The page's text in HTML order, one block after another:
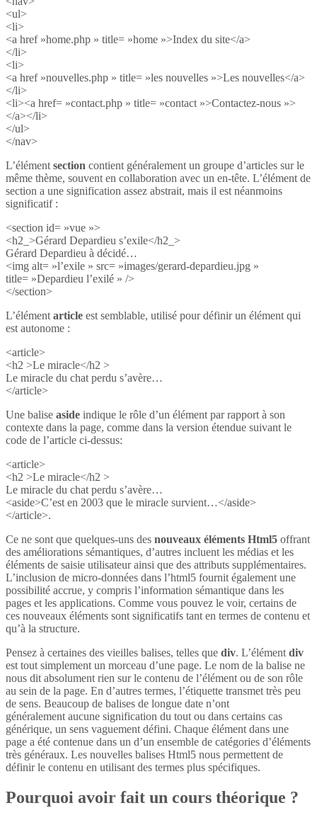
<ul>
<li>
<a href »home.php » title= »home »>Index du site</a>
</li>
<li>
<a href »nouvelles.php » title= »les nouvelles »>Les nouvelles</a>
</li>
<li><a href= »contact.php » title= »contact »>Contactez-nous »>
</a></li>
</ul>
</nav>
L’élément section contient généralement un groupe d’articles sur le
même thème, souvent en collaboration avec un en-tête. L’élément de
section a une signification assez abstrait, mais il est néanmoins
significatif :
<section id= »vue »>
<h2_>Gérard Depardieu s’exile</h2_>
Gérard Depardieu à décidé…
<img alt= »l’exile » src= »images/gerard-depardieu.jpg »
title= »Depardieu l’exilé » />
</section>
L’élément article est semblable, utilisé pour définir un élément qui
est autonome :
<article>
<h2 >Le miracle</h2 >
Le miracle du chat perdu s’avère…
</article>
Une balise aside indique le rôle d’un élément par rapport à son
contexte dans la page, comme dans la version étendue suivant le
code de l’article ci-dessus:
<article>
<h2 >Le miracle</h2 >
Le miracle du chat perdu s’avère…
<aside>C’est en 2003 que le miracle survient…</aside>
</article>.
Ce ne sont que quelques-uns des nouveaux éléments Html5 offrant
des améliorations sémantiques, d’autres incluent les médias et les
éléments de saisie utilisateur ainsi que des attributs supplémentaires.
L’inclusion de micro-données dans l’html5 fournit également une
possibilité accrue, y compris l’information sémantique dans les
pages et les applications. Comme vous pouvez le voir, certains de
ces nouveaux éléments sont significatifs tant en termes de contenu et
qu’à la structure.
Pensez à certaines des vieilles balises, telles que div. L’élément div
est tout simplement un morceau d’une page. Le nom de la balise ne
nous dit absolument rien sur le contenu de l’élément ou de son rôle
au sein de la page. En d’autres termes, l’étiquette transmet très peu
de sens. Beaucoup de balises de longue date n’ont
généralement aucune signification du tout ou dans certains cas
générique, un sens vaguement défini. Chaque élément dans une
page a été contenue dans un d’un ensemble de catégories d’éléments
très généraux. Les nouvelles balises Html5 nous permettent de
définir le contenu en utilisant des termes plus spécifiques.
Pourquoi avoir fait un cours théorique ?